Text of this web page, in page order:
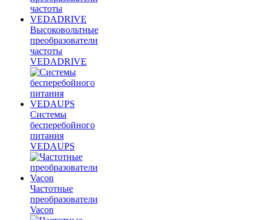
Высоковольтные
преобразователи
частоты
VEDADRIVE
Системы
бесперебойного
питания
VEDAUPS
Частотные
преобразователи
Vacon